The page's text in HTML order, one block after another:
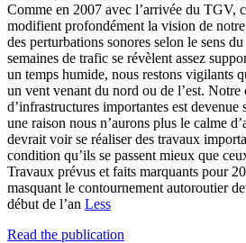
Comme en 2007 avec l’arrivée du TGV,
modifient profondément la vision de
des perturbations sonores selon le sens
semaines de trafic se révèlent assez
un temps humide, nous restons vigilants
un vent venant du nord ou de l’est. Notre
d’infrastructures importantes est
une raison nous n’aurons plus le calme
devrait voir se réaliser des travaux
condition qu’ils se passent mieux que
Travaux prévus et faits marquants pour
masquant le contournement autoroutier
début de l’an Less
Read the publication